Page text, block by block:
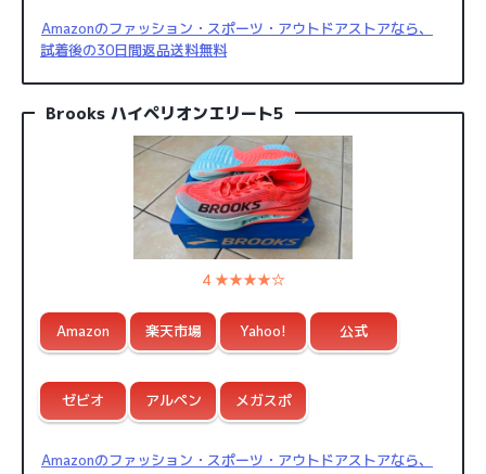
Amazonのファッション・スポーツ・アウトドアストアなら、
試着後の30日間返品送料無料
Brooks ハイペリオンエリート5
4 ★★★★☆
Amazon 楽天市場 Yahoo! 公式
ゼビオ アルペン メガスポ
Amazonのファッション・スポーツ・アウトドアストアなら、